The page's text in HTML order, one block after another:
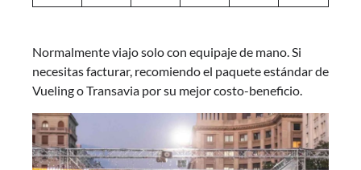
Normalmente viajo solo con equipaje de mano. Si
necesitas facturar, recomiendo el paquete estándar de
Vueling o Transavia por su mejor costo-beneficio.